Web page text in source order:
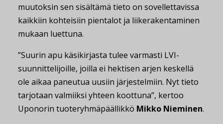
muutoksin sen sisältämä tieto on sovellettavissa
kaikkiin kohteisiin pientalot ja liikerakentaminen
mukaan luettuna.
”Suurin apu käsikirjasta tulee varmasti LVI-
suunnittelijoille, joilla ei hektisen arjen keskellä
ole aikaa paneutua uusiin järjestelmiin. Nyt tieto
tarjotaan valmiiksi yhteen koottuna”, kertoo
Uponorin tuoteryhmäpäällikkö Mikko Nieminen.